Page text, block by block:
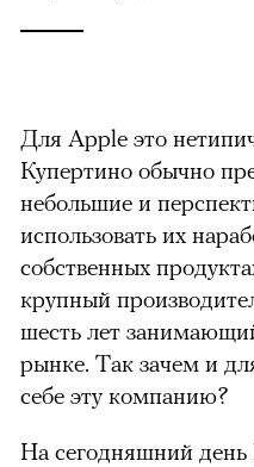
Для Apple это
Купертино обычно
небольшие и
использовать их
собственных
крупный
шесть лет
рынке. Так зачем и
себе эту компанию?
На сегодняшний